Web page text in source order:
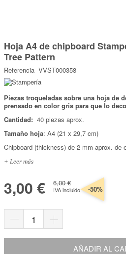
Top Ventas
Iniciar sesión/Regístrate
Somos Kimidori
comienzo
de
la
galería
imágenes
Hoja A4 de chipboard
Tree Pattern
Referencia VVST000358
Piezas troqueladas sobre una hoja de
prensado en color gris para que lo
Cantidad: 40 piezas aprox.
Tamaño hoja: A4 (21 x 29,7 cm)
Chipboard (thickness) de 2 mm aprox. de
+ Leer más
3,00 € 6,00 €
IVA incluido -50%
AÑADIR AL